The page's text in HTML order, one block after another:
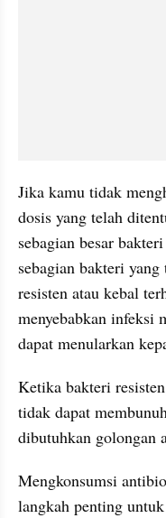
Jika kamu tidak
dosis yang telah
sebagian besar
sebagian bakteri
resisten atau kebal
menyebabkan infeksi
dapat menularkan
Ketika bakteri
tidak dapat
dibutuhkan golongan
Mengkonsumsi
langkah penting